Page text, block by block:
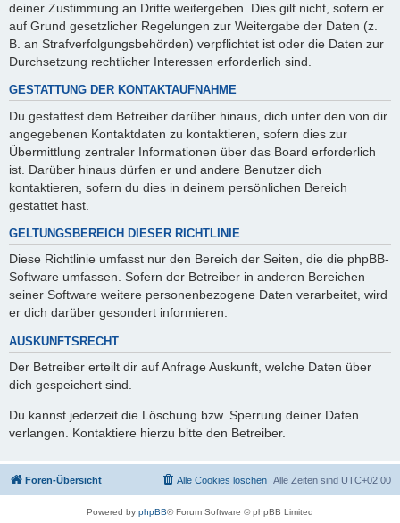
deiner Zustimmung an Dritte weitergeben. Dies gilt nicht, sofern er
auf Grund gesetzlicher Regelungen zur Weitergabe der Daten (z.
B. an Strafverfolgungsbehörden) verpflichtet ist oder die Daten zur
Durchsetzung rechtlicher Interessen erforderlich sind.
GESTATTUNG DER KONTAKTAUFNAHME
Du gestattest dem Betreiber darüber hinaus, dich unter den von dir
angegebenen Kontaktdaten zu kontaktieren, sofern dies zur
Übermittlung zentraler Informationen über das Board erforderlich
ist. Darüber hinaus dürfen er und andere Benutzer dich
kontaktieren, sofern du dies in deinem persönlichen Bereich
gestattet hast.
GELTUNGSBEREICH DIESER RICHTLINIE
Diese Richtlinie umfasst nur den Bereich der Seiten, die die phpBB-
Software umfassen. Sofern der Betreiber in anderen Bereichen
seiner Software weitere personenbezogene Daten verarbeitet, wird
er dich darüber gesondert informieren.
AUSKUNFTSRECHT
Der Betreiber erteilt dir auf Anfrage Auskunft, welche Daten über
dich gespeichert sind.
Du kannst jederzeit die Löschung bzw. Sperrung deiner Daten
verlangen. Kontaktiere hierzu bitte den Betreiber.
Foren-Übersicht Alle Zeiten sind UTC+02:00
Alle Cookies löschen
Powered by phpBB® Forum Software © phpBB Limited